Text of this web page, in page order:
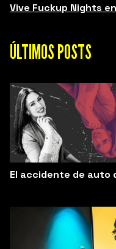
Vive Fuckup Nights
ÚLTIMOS POSTS
El accidente de auto